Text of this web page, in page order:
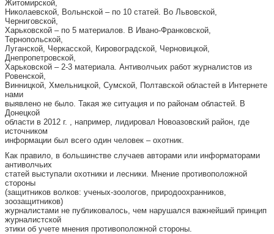
Житомирской,
Николаевской, Волынской – по 10 статей. Во Львовской,
Черниговской,
Харьковской – по 5 материалов. В Ивано-Франковской,
Тернопольской,
Луганской, Черкасской, Кировоградской, Черновицкой,
Днепропетровской,
Харьковской – 2-3 материала. Антиволчьих работ журналистов из
Ровенской,
Винницкой, Хмельницкой, Сумской, Полтавской областей в Интернете
нами
выявлено не было. Такая же ситуация и по районам областей. В
Донецкой
области в 2012 г. , например, лидировал Новоазовский район, где
источником
информации был всего один человек – охотник.
Как правило, в большинстве случаев авторами или информаторами
антиволчьих
статей выступали охотники и лесники. Мнение противоположной
стороны
(защитников волков: ученых-зоологов, природоохранников,
зоозащитников)
журналистами не публиковалось, чем нарушался важнейший принцип
журналистской
этики об учете мнения противоположной стороны.